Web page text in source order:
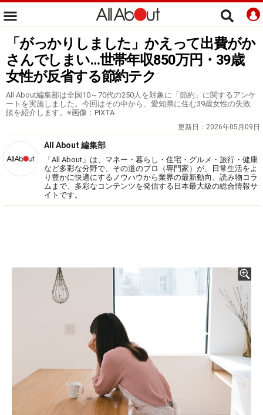
「がっかりしました」かえって出費がか
さんでしまい…世帯年収850万円・39歳
女性が反省する節約テク
All About編集部は全国10～70代の250人を対象に「節約」に関するアンケ
ートを実施しました。今回はその中から、愛知県に住む39歳女性の失敗
談を紹介します。※画像：PIXTA
更新日： 2026年05月09日
All About 編集部
「All About」は、マネー・暮らし・住宅・グルメ・旅行・健康
など多彩な分野で、その道のプロ（専門家）が、日常生活をよ
り豊かに快適にするノウハウから業界の最新動向、読み物コラ
ムまで、多彩なコンテンツを発信する日本最大級の総合情報サ
イトです。